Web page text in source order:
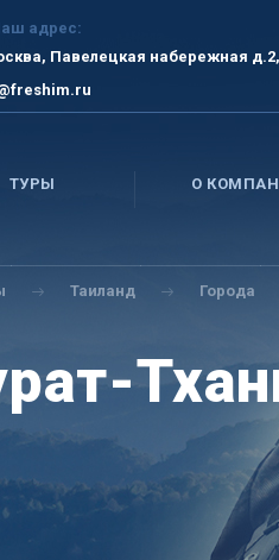
адрес:
Павелецкая набережная д.2,
ТУРЫ О
Таиланд Города